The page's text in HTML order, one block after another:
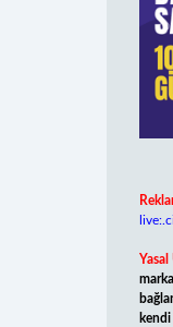
Yasal
kendi